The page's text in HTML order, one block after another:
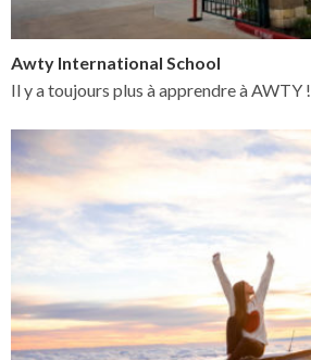
Awty International School
Il y a toujours plus à apprendre à AWTY !